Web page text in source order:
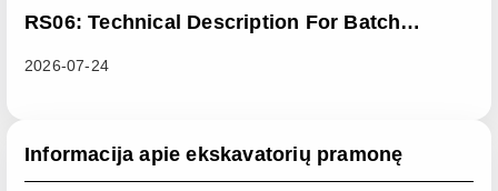
RS06: Technical Description For Batch
2026-07-24
Informacija apie ekskavatorių pramonę